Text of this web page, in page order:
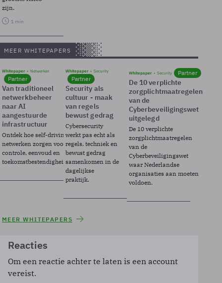
zijn.
1 min
MEER WHITEPAPERS
Whitepaper Netwerken
Partner
Van traditioneel
netwerkbeheer
naar AI
aangestuurde
infrastructuur
Ontdek hoe self-driving
netwerken zorgen voor
controle, eenvoud en
toekomstbestendigheid.
Whitepaper Security
Partner
Security als
cultuur - maak
van regels
bewust gedrag
Cybersecurity
werkt pas echt als
regels, techniek en
bewust gedrag
samenkomen in de
dagelijkse
praktijk.
Whitepaper Security Partner
De 10 verplichte
zorgplichtmaatregelen
van de
Cyberbeveiligingswet
uitgelegd
De 10 verplichte
zorgplichtmaatregelen
van de
Cyberbeveiligingswet
waar Nederlandse
organisaties aan moeten
voldoen.
MEER WHITEPAPERS
Reacties
Om een reactie achter te laten is een account
vereist.